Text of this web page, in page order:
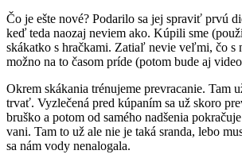
Čo je ešte nové? Podarilo sa jej spraviť prvú
keď teda naozaj neviem ako. Kúpili sme
skákatko s hračkami. Zatiaľ nevie veľmi, čo s
možno na to časom príde (potom bude aj
Okrem skákania trénujeme prevracanie. Tam
trvať. Vyzlečená pred kúpaním sa už skoro
bruško a potom od samého nadšenia
vani. Tam to už ale nie je taká sranda, lebo
sa nám vody nenalogala.